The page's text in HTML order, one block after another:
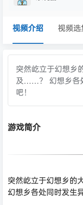
视频介绍 视频选
突然屹立于幻想乡
及……？ 幻想乡各
吧！
游戏简介
突然屹立于幻想乡的
幻想乡各处同时发生